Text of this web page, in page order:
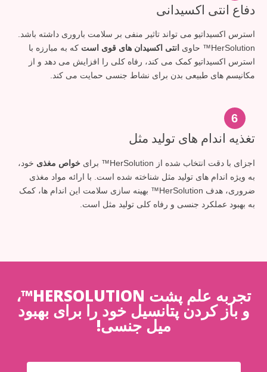
دفاع انتی اکسیدانی
استرس اکسیداتیو می تواند تاثیر منفی بر سلامت باروری داشته باشد.
HerSolution™ حاوی
انتی اکسیدان های قوی است که به مبارزه با
استرس اکسیداتیو کمک می کند، رفاه کلی را افزایش می دهد و از
مکانیسم های طبیعی بدن برای نشاط جنسی حمایت می کند.
6
تغذیه اندام های تولید مثل
اجزای با دقت انتخاب شده از HerSolution™ برای خواص مغذی خود،
به ویژه اندام های تولید مثل شناخته شده است. با ارائه مواد مغذی
ضروری، هدف HerSolution™ بهینه سازی سلامت این اندام ها، کمک
به بهبود عملکرد جنسی و رفاه کلی تولید مثل است.
تجربه علم پشت HERSOLUTION™،
و باز کردن پتانسیل خود را برای بهبود
میل جنسی!